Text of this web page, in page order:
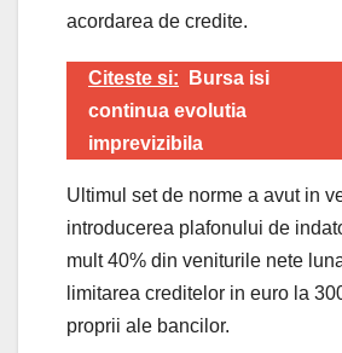
acordarea de credite.
Citeste si:
Bursa isi
continua evolutia
imprevizibila
Ultimul set de norme a avut in
introducerea plafonului de
mult 40% din veniturile nete
limitarea creditelor in euro la
proprii ale bancilor.